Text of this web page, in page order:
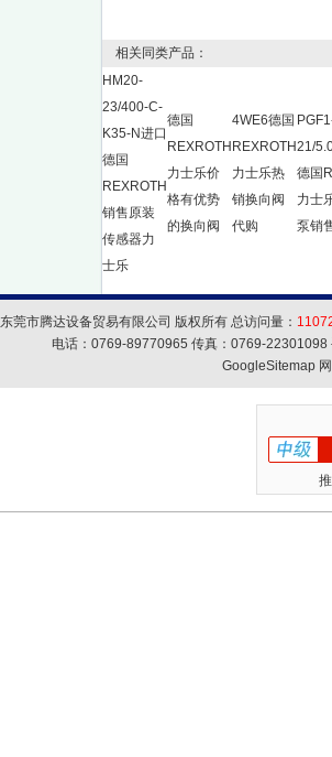
相关同类产品：
HM20-
23/400-C-
K35-N进口
德国
REXROTH
销售原装
传感器力
士乐
德国
REXROTH
力士乐价
格有优势
的换向阀
4WE6德国
REXROTH
力士乐热
销换向阀
代购
21/
德国
力士
泵销
东莞市腾达设备贸易有限公司 版权所有 总访问量：
电话：0769-89770965 传真：0769-
GoogleSitemap网